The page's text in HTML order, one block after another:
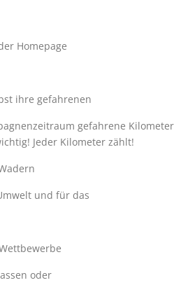
Homepage
ihre gefahrenen
gefahrene Kilometer
Jeder Kilometer zählt!
und für das
oder